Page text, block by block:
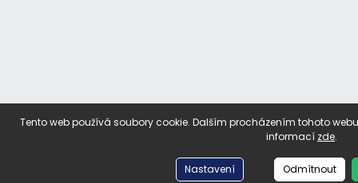
Tento web používá soubory cookie. Dalším procházením tohoto
informací zde.
Nastavení Odmítnout